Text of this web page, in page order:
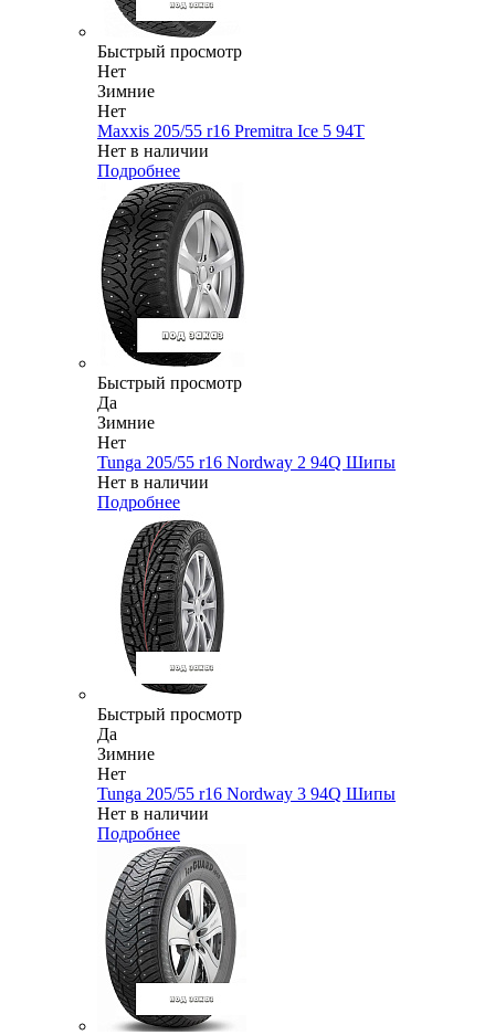
Быстрый просмотр
Нет
Зимние
Нет
Maxxis 205/55 r16 Premitra Ice 5 94T
Нет в наличии
Подробнее
Быстрый просмотр
Да
Зимние
Нет
Tunga 205/55 r16 Nordway 2 94Q Шипы
Нет в наличии
Подробнее
Быстрый просмотр
Да
Зимние
Нет
Tunga 205/55 r16 Nordway 3 94Q Шипы
Нет в наличии
Подробнее